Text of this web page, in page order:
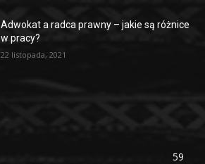
Adwokat a radca prawny – jakie są różnice
w pracy?
22 listopada, 2021
59